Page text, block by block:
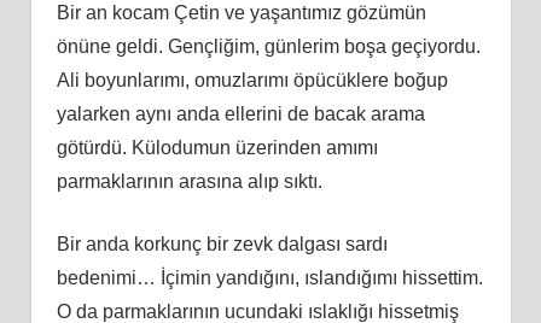
Bir an kocam Çetin ve yaşantımız gözümün
önüne geldi. Gençliğim, günlerim boşa geçiyordu.
Ali boyunlarımı, omuzlarımı öpücüklere boğup
yalarken aynı anda ellerini de bacak arama
götürdü. Külodumun üzerinden amımı
parmaklarının arasına alıp sıktı.
Bir anda korkunç bir zevk dalgası sardı
bedenimi… İçimin yandığını, ıslandığımı hissettim.
O da parmaklarının ucundaki ıslaklığı hissetmiş